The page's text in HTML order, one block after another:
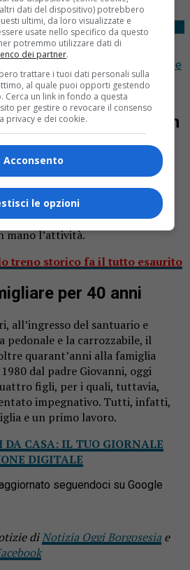
Fonte preferita su Google
è ancora in cerca di un gestore.
Monte in cerca di un
gestore il chioschetto del
di questa estate, quando
di tenere chiuso il chiosco e
di cederlo, nessuno si è fatto
mano l’attività.
treno storico fa il tutto esaurito
per 40 anni
all’ingresso del santuario e
pedonale e la carrozzabile, il
quarant’anni alla famiglia
dal padre Giovanni, oggi
figli, per i quali, tuttavia,
impegnativo. Tutti, infatti,
e un primo lavoro.
CASA: IL TUO GIORNALE
DIGITALE
seguendoci su Google
diNotizia Oggi Borgosesia e
dati del dispositivo) potrebbero
ultimi, da loro visualizzate e
usate nello specifico da questo
potremmo utilizzare dati di
dei partner.
trattare i tuoi dati personali sulla
al quale puoi opporti gestendo
Cerca un link in fondo a questa
per gestire o revocare il consenso
privacy e dei cookie.
Acconsento
le opzioni